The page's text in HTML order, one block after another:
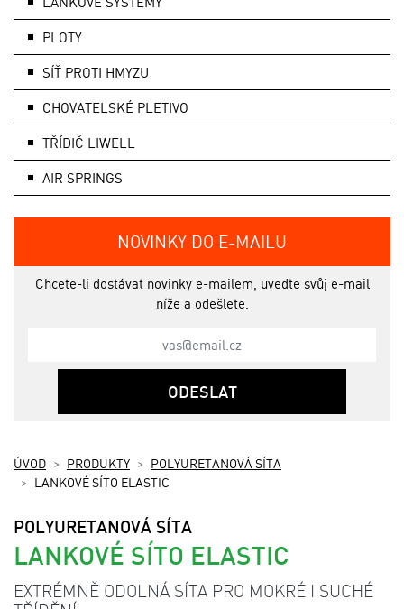
ÚVOD PRODUKTY
POLYURETANOVÁ SÍTA
LANKOVÉ SÍTO ELASTIC
POLYURETANOVÁ SÍTA
LANKOVÉ SÍTO ELASTIC
EXTRÉMNĚ ODOLNÁ SÍTA PRO MOKRÉ I SUCHÉ
PLOTY
SÍŤ PROTI HMYZU
CHOVATELSKÉ PLETIVO
TŘÍDIČ LIWELL
AIR SPRINGS
NOVINKY DO E-MAILU
Chcete-li dostávat novinky e-mailem, uveďte svůj e-mail
níže a odešlete.
ODESLAT